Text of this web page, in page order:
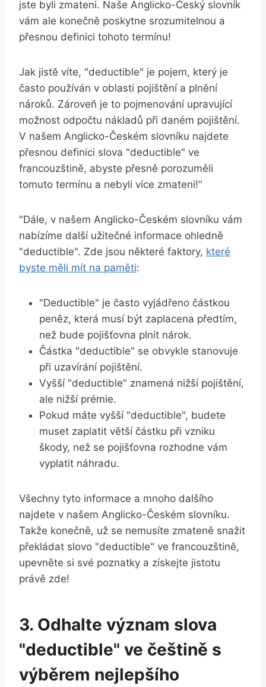
jste byli zmateni. Naše Anglicko-Český slovník
vám ale konečně poskytne srozumitelnou a
přesnou definici tohoto termínu!
Jak jistě víte, "deductible" je pojem, který je
často používán v oblasti pojištění a plnění
nároků. Zároveň je to pojmenování upravující
možnost odpočtu nákladů při daném pojištění.
V našem Anglicko-Českém slovníku najdete
přesnou definici slova "deductible" ve
francouzštině, abyste přesně porozuměli
tomuto termínu a nebyli více zmateni!"
"Dále, v našem Anglicko-Českém slovníku vám
nabízíme další užitečné informace ohledně
"deductible". Zde jsou některé faktory, které
byste měli mít na paměti:
"Deductible" je často vyjádřeno částkou
peněz, která musí být zaplacena předtím,
než bude pojišťovna plnit nárok.
Částka "deductible" se obvykle stanovuje
při uzavírání pojištění.
Vyšší "deductible" znamená nižší pojištění,
ale nižší prémie.
Pokud máte vyšší "deductible", budete
muset zaplatit větší částku při vzniku
škody, než se pojišťovna rozhodne vám
vyplatit náhradu.
Všechny tyto informace a mnoho dalšího
najdete v našem Anglicko-Českém slovníku.
Takže konečně, už se nemusíte zmateně snažit
překládat slovo "deductible" ve francouzštině,
upevněte si své poznatky a získejte jistotu
právě zde!
3. Odhalte význam slova
"deductible" ve češtině s
výběrem nejlepšího